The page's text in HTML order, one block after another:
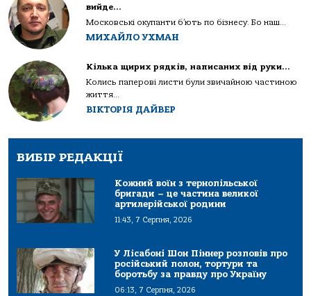
вийде…
Московські окупанти б’ють по бізнесу. Бо наш...
МИХАЙЛО УХМАН
Кілька щирих рядків, написаних від руки…
Колись паперові листи були звичайною частиною
життя...
ВІКТОРІЯ ДАЙВЕР
ВИБІР РЕДАКЦІЇ
Кожний воїн з тернопільської
бригади – це частина великої
артилерійської родини
11:43, 7 Серпня, 2026
У Лісабоні Шон Піннер розповів про
російський полон, тортури та
боротьбу за правду про Україну
06:13, 7 Серпня, 2026